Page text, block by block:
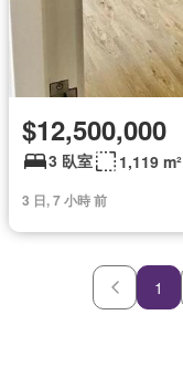
$12,500,000
3 臥室 1,119 m²
3 日, 7 小時 前
1